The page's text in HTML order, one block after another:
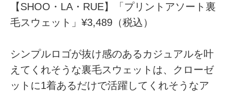
【SHOO・LA・RUE】「プリントアソート裏
毛スウェット」¥3,489（税込）
シンプルロゴが抜け感のあるカジュアルを叶
えてくれそうな裏毛スウェットは、クローゼ
ットに1着あるだけで活躍してくれそうなア